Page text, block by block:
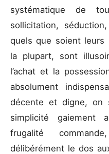
systématique de
sollicitation,
quels que soient leurs
la plupart, sont
l’achat et la
absolument
décente et digne, on
simplicité gaiement
frugalité
délibérément le dos